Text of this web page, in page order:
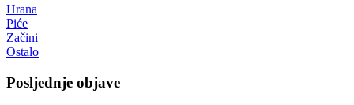
Hrana
Piće
Začini
Ostalo
Posljednje objave